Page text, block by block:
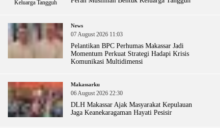
News
07 August 2026 11:03
Pelantikan BPC Perhumas Makassar Jadi
Momentum Perkuat Strategi Hadapi Krisis
Komunikasi Multidimensi
Makassarku
06 August 2026 22:30
DLH Makassar Ajak Masyarakat Kepulauan
Jaga Keanekaragaman Hayati Pesisir